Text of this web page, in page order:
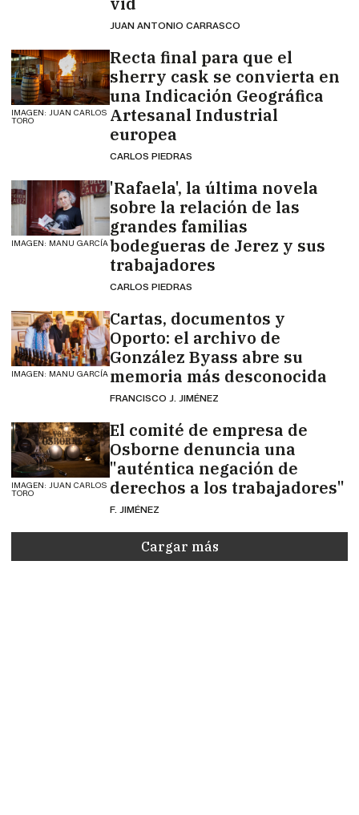
JUAN ANTONIO CARRASCO
IMAGEN: JUAN CARLOS
TORO
Recta final para que el
sherry cask se convierta en
una Indicación Geográfica
Artesanal Industrial
europea
CARLOS PIEDRAS
IMAGEN: MANU GARCÍA
'Rafaela', la última novela
sobre la relación de las
grandes familias
bodegueras de Jerez y sus
trabajadores
CARLOS PIEDRAS
IMAGEN: MANU GARCÍA
Cartas, documentos y
Oporto: el archivo de
González Byass abre su
memoria más desconocida
FRANCISCO J. JIMÉNEZ
IMAGEN: JUAN CARLOS
TORO
El comité de empresa de
Osborne denuncia una
"auténtica negación de
derechos a los trabajadores"
F. JIMÉNEZ
Cargar más